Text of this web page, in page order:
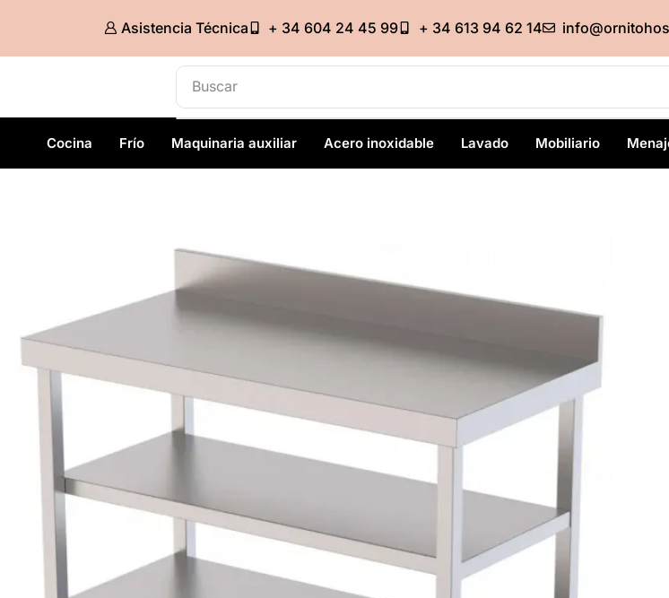
Asistencia Técnica + 34 604 24 45 99 + 34 613 94 62 14
Buscar
Cocina Frío Maquinaria auxiliar Acero inoxidable Lavado Mobiliario